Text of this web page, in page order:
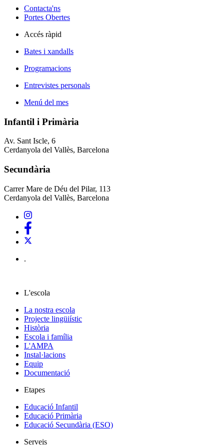
Contacta'ns
Portes Obertes
Accés ràpid
Bates i xandalls
Programacions
Entrevistes personals
Menú del mes
Infantil i Primària
Av. Sant Iscle, 6
Cerdanyola del Vallès, Barcelona
Secundària
Carrer Mare de Déu del Pilar, 113
Cerdanyola del Vallès, Barcelona
.
L'escola
La nostra escola
Projecte lingüiístic
Història
Escola i família
L'AMPA
Instal·lacions
Equip
Documentació
Etapes
Educació Infantil
Educació Primària
Educació Secundària (ESO)
Serveis